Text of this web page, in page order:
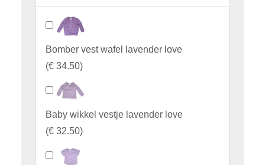
Bomber vest wafel lavender love
(€ 34.50)
Baby wikkel vestje lavender love
(€ 32.50)